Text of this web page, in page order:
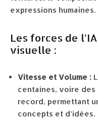
expressions humaines.
Les forces de
visuelle :
Vitesse et Volume :
centaines, voire des
record, permettant
concepts et d’idées.